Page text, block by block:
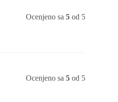
Ocenjeno sa5 od 5
Ocenjeno sa5 od 5